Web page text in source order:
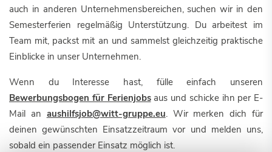
auch in anderen Unternehmensbereichen, suchen wir in den
Semesterferien regelmäßig Unterstützung. Du arbeitest im
Team mit, packst mit an und sammelst gleichzeitig praktische
Einblicke in unser Unternehmen.
Wenn du Interesse hast, fülle einfach unseren
Bewerbungsbogen für Ferienjobsaus und schicke ihn per E-
Mail an aushilfsjob@witt-gruppe.eu. Wir merken dich für
deinen gewünschten Einsatzzeitraum vor und melden uns,
sobald ein passender Einsatz möglich ist.